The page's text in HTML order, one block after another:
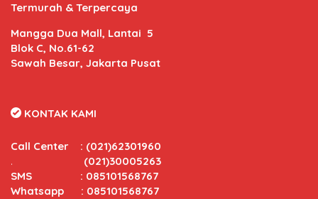
Termurah & Terpercaya
Mangga Dua Mall, Lantai 5
Blok C, No.61-62
Sawah Besar, Jakarta Pusat
KONTAK KAMI
Call Center : (021)62301960
. (021)30005263
SMS : 085101568767
Whatsapp : 085101568767